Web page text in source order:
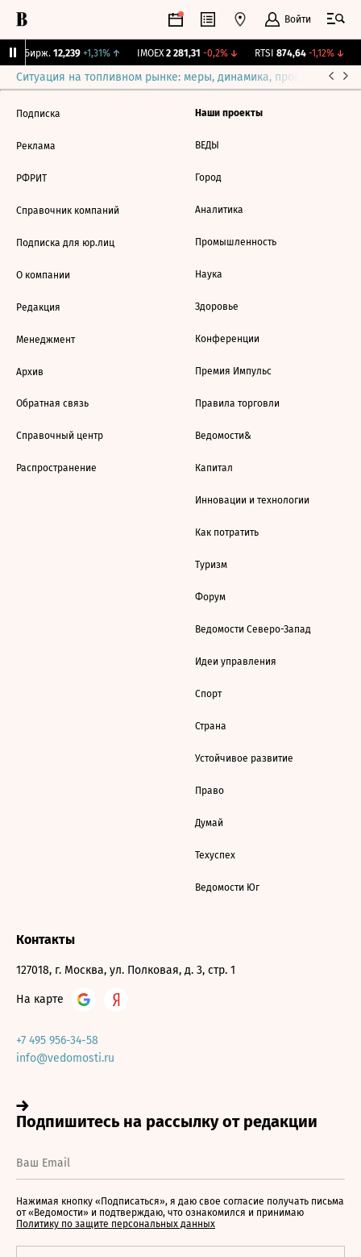
Войти
CNY Бирж. 12,239 +1,31%↑ IMOEX 2 281,31 -0,2%↓ RTSI 874,64 -1,12%↓
Ситуация на топливном рынке: меры, динамика, прогнозы
Подписка
Реклама
РФРИТ
Справочник компаний
Подписка для юр.лиц
О компании
Редакция
Менеджмент
Архив
Обратная связь
Справочный центр
Распространение
Наши проекты
ВЕДЫ
Город
Аналитика
Промышленность
Наука
Здоровье
Конференции
Премия Импульс
Правила торговли
Ведомости&
Капитал
Инновации и технологии
Как потратить
Туризм
Форум
Ведомости Северо-Запад
Идеи управления
Спорт
Страна
Устойчивое развитие
Право
Думай
Техуспех
Ведомости Юг
Контакты
127018, г. Москва, ул. Полковая, д. 3, стр. 1
На карте
+7 495 956-34-58
info@vedomosti.ru
Нажимая кнопку «Подписаться», я даю свое согласие получать письма
от «Ведомости» и подтверждаю, что ознакомился и принимаю
Политику по защите персональных данных